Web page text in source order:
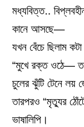
মধ্যবিত্ত..
কানে আসছে—
যখন বেঁচে ছিলাম
“মুখে রক্ত ওঠে—
চুলের ঝুঁটি টেনে লয়
তারপরও “মৃত্যুর
ভাষালিপি।